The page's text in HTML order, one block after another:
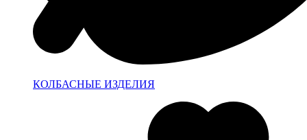
КОЛБАСНЫЕ ИЗДЕЛИЯ